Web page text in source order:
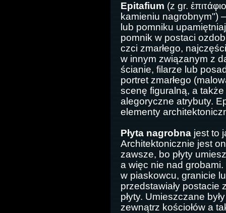
Epitafium (z gr.
kamieniu nagrobnym")
lub pomniku
pomnik w postaci
czci zmarłego,
w innym związanym z
ścianie, filarze lub
portret zmarłego
scenę figuralną, a
alegoryczne atrybuty.
elementy
Płyta nagrobnajest to
Architektonicznie jest
zawsze, bo płyty
a więc nie nad grobami.
w piaskowcu, granicie
przedstawiały postacie
płyty. Umieszczane
zewnątrz kościołów a